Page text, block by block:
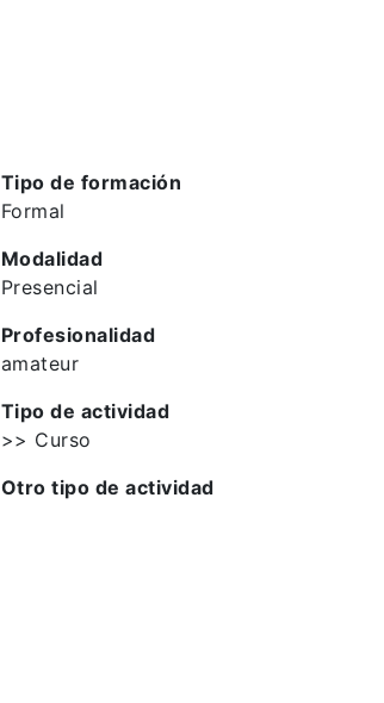
Tipo de formación
Formal
Modalidad
Presencial
Profesionalidad
amateur
Tipo de actividad
>> Curso
Otro tipo de actividad